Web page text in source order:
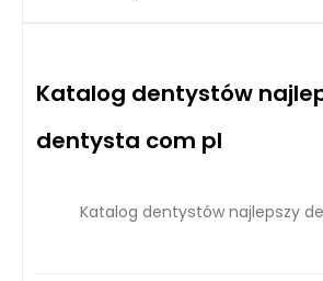
Katalog dentystów
dentysta com pl
Katalog dentystów najlepszy